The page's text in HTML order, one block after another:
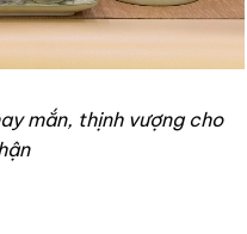
mắn, thịnh vượng cho